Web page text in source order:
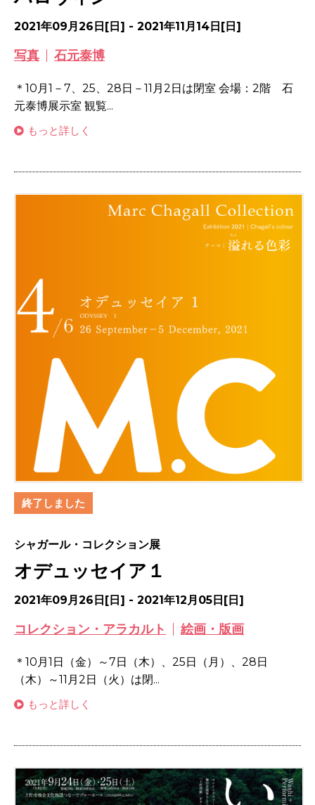
2021年09月26日[日] - 2021年11月14日[日]
写真 石元泰博
＊10月1－7、25、28日－11月2日は閉室 会場：2階 石
元泰博展示室 観覧...
もっと詳しく
終了しました
シャガール・コレクション展
オデュッセイア１
2021年09月26日[日] - 2021年12月05日[日]
コレクション・アラカルト 絵画・版画
＊10月1日（金）～7日（木）、25日（月）、28日
（木）～11月2日（火）は閉...
もっと詳しく